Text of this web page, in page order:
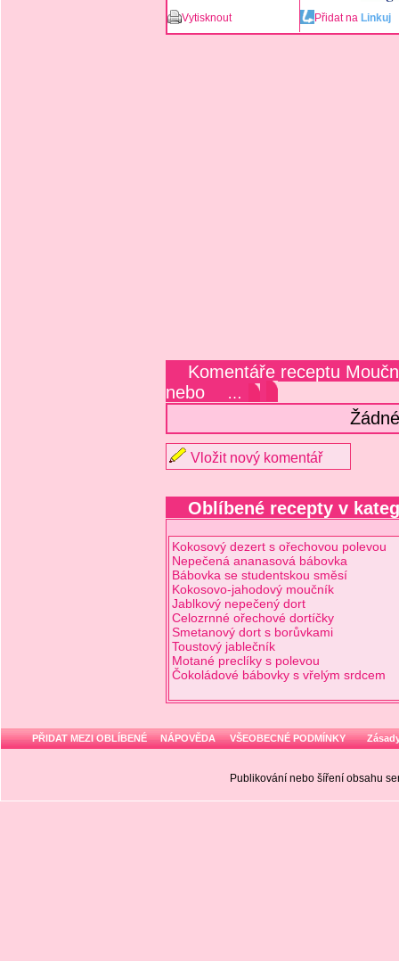
Vytisknout
Přidat na Linkuj
Komentáře receptu
nebo
…
Vložit nový komentář
Oblíbené recepty v
Kokosový dezert s ořechovou polevou
Nepečená ananasová bábovka
Bábovka se studentskou směsí
Kokosovo-jahodový moučník
Jablkový nepečený dort
Celozrnné ořechové dortíčky
Smetanový dort s borůvkami
Toustový jablečník
Motané preclíky s polevou
Čokoládové bábovky s vřelým srdcem
PŘIDAT MEZI OBLÍBENÉ NÁPOVĚDA VŠEOBECNÉ PODMÍNKY
Publikování nebo šíření obsahu